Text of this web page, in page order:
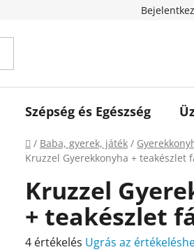
Szépség és Egészség
Kezdőlap
/ Baba, gyerek, játék /
Kruzzel Gyerekkonyha + teakészlet
Kruzzel
+ teakészlet
A
4 értékelés Ugrás az